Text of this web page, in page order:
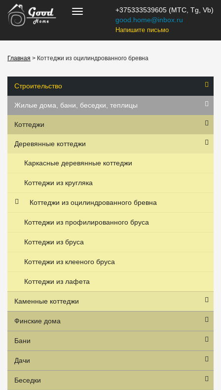
+375333539605 (МТС, Tg, Vb)
good.home@inbox.ru
Напишите письмо
Главная > Коттеджи из оцилиндрованного бревна
Строительство
Жилые дома, бани, беседки, теплицы
Коттеджи
Деревянные коттеджи
Каркасные деревянные коттеджи
Коттеджи из кругляка
Коттеджи из оцилиндрованного бревна
Коттеджи из профилированного бруса
Коттеджи из бруса
Коттеджи из клееного бруса
Коттеджи из лафета
Каменные коттеджи
Финские дома
Бани
Дачи
Беседки